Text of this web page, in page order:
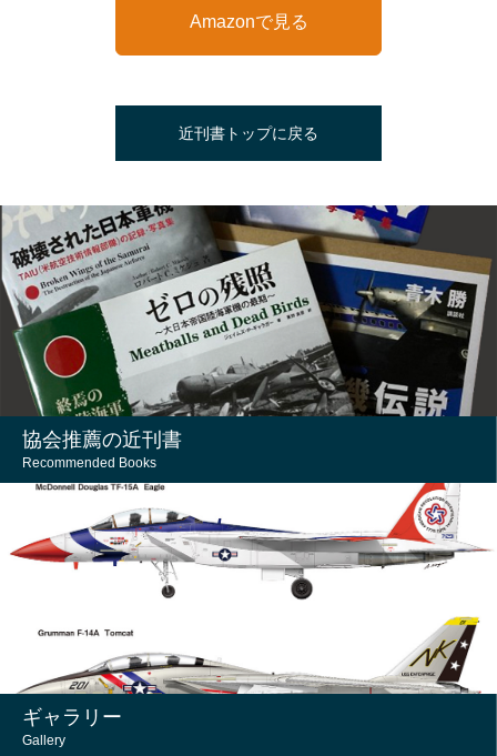
Amazonで見る
近刊書トップに戻る
協会推薦の近刊書
Recommended Books
ギャラリー
Gallery